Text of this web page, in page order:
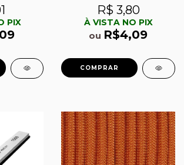
PIX
R$ 3,80
À VISTA NO PIX
ou R$4,09